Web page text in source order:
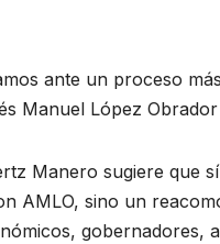
ante un proceso
Manuel López
Manero sugiere que
AMLO, sino un
gobernadores,